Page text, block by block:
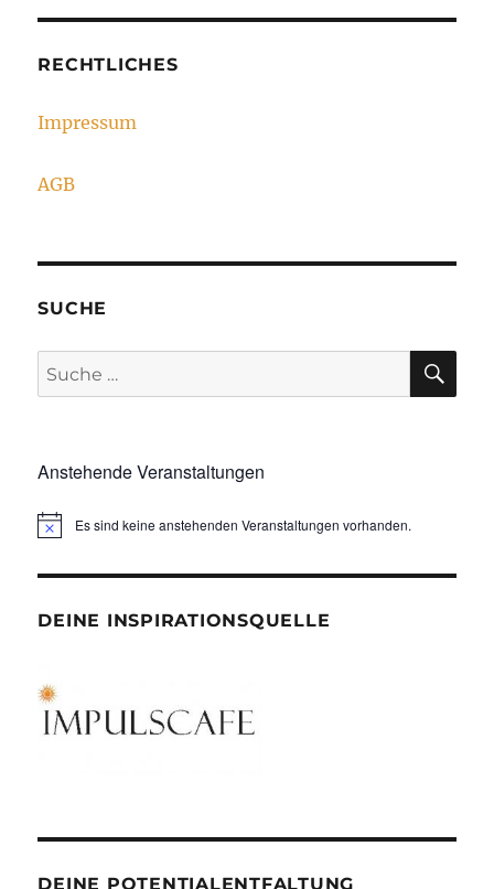
RECHTLICHES
Impressum
AGB
SUCHE
Suche
nach:
Anstehende Veranstaltungen
Es sind keine anstehenden Veranstaltungen vorhanden.
DEINE INSPIRATIONSQUELLE
DEINE POTENTIALENTFALTUNG